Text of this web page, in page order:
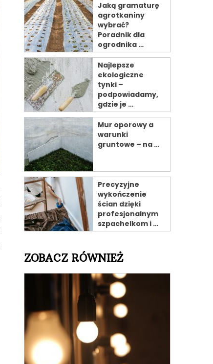
Jaką gramaturę
agrotkaniny
wybrać?
Poradnik dla
ogrodnika …
Najlepsze
ekologiczne
tynki –
podpowiadamy,
gdzie je …
Mur oporowy a
warunki
gruntowe – na …
Precyzyjne
wykończenie
ścian dzięki
profesjonalnym
szpachelkom i …
ZOBACZ RÓWNIEŻ